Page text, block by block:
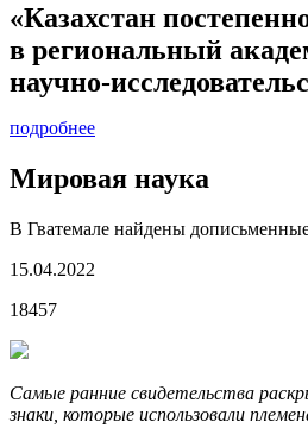
«Казахстан
в региональный
научно-
подробнее
Мировая наука
В Гватемале найдены
15.04.2022
18457
Самые ранние свидетельства
знаки, которые использовали